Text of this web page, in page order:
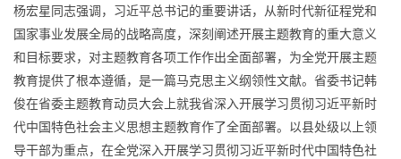
杨宏星同志强调，习近平总书记的重要讲话，从新时代新征程党和
国家事业发展全局的战略高度，深刻阐述开展主题教育的重大意义
和目标要求，对主题教育各项工作作出全面部署，为全党开展主题
教育提供了根本遵循，是一篇马克思主义纲领性文献。省委书记韩
俊在省委主题教育动员大会上就我省深入开展学习贯彻习近平新时
代中国特色社会主义思想主题教育作了全面部署。以县处级以上领
导干部为重点，在全党深入开展学习贯彻习近平新时代中国特色社